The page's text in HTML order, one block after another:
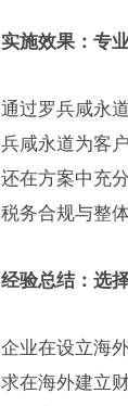
实施效果：专
通过罗兵咸永
兵咸永道为客
还在方案中充
税务合规与整
经验总结：选
企业在设立海
求在海外建立